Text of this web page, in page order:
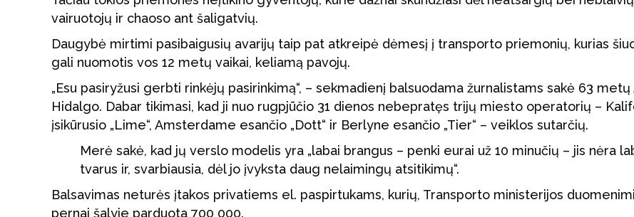
vairuotojų ir chaoso ant šaligatvių.
Daugybė mirtimi pasibaigusių avarijų taip pat atkreipė dėmesį į transporto priemonių, kurias
gali nuomotis vos 12 metų vaikai, keliamą pavojų.
„Esu pasiryžusi gerbti rinkėjų pasirinkimą“, – sekmadienį balsuodama žurnalistams sakė 63 metų
Hidalgo. Dabar tikimasi, kad ji nuo rugpjūčio 31 dienos nebepratęs trijų miesto operatorių –
įsikūrusio „Lime“, Amsterdame esančio „Dott“ ir Berlyne esančio „Tier“ – veiklos sutarčių.
Merė sakė, kad jų verslo modelis yra „labai brangus – penki eurai už 10 minučių – jis nėra
tvarus ir, svarbiausia, dėl jo įvyksta daug nelaimingų atsitikimų“.
Balsavimas neturės įtakos privatiems el. paspirtukams, kurių, Transporto ministerijos
pernai šalyje parduota 700 000.